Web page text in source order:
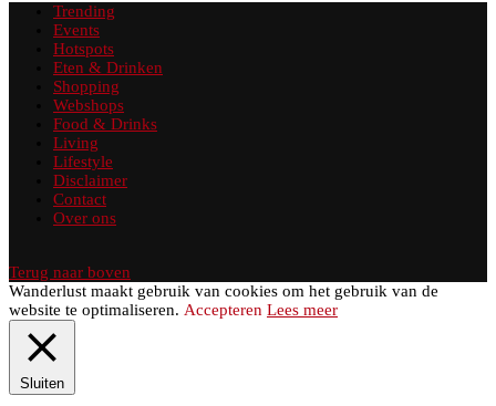
Trending
Events
Hotspots
Eten & Drinken
Shopping
Webshops
Food & Drinks
Living
Lifestyle
Disclaimer
Contact
Over ons
Terug naar boven
Wanderlust maakt gebruik van cookies om het gebruik van de
website te optimaliseren. Accepteren Lees meer
Sluiten